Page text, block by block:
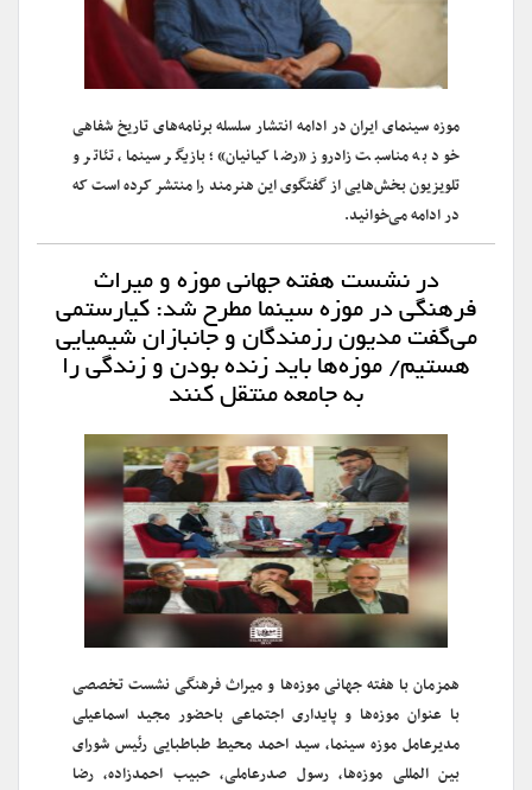
موزه سینمای ایران در ادامه انتشار سلسله برنامه‌های تاریخ شفاهی
خود به مناسبت زادروز «رضا کیانیان»؛ بازیگر سینما، تئاتر و
تلویزیون بخش‌هایی از گفتگوی این هنرمند را منتشر کرده است که
در ادامه می‌خوانید.
در نشست هفته جهانی موزه و میراث
فرهنگی در موزه سینما مطرح شد: کیارستمی
می‌گفت مدیون رزمندگان و جانبازان شیمیایی
هستیم/ موزه‌ها باید زنده بودن و زندگی را
به جامعه منتقل کنند
همزمان با هفته جهانی موزه‌ها و میراث فرهنگی نشست تخصصی
با عنوان موزه‌ها و پایداری اجتماعی باحضور مجید اسماعیلی
مدیرعامل موزه سینما، سید احمد محیط طباطبایی رئیس شورای
بین المللی موزه‌ها، رسول صدرعاملی، حبیب احمدزاده، رضا